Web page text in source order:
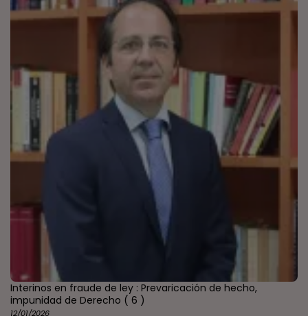
Interinos en fraude de ley : Prevaricación de hecho,
impunidad de Derecho ( 6 )
12/01/2026